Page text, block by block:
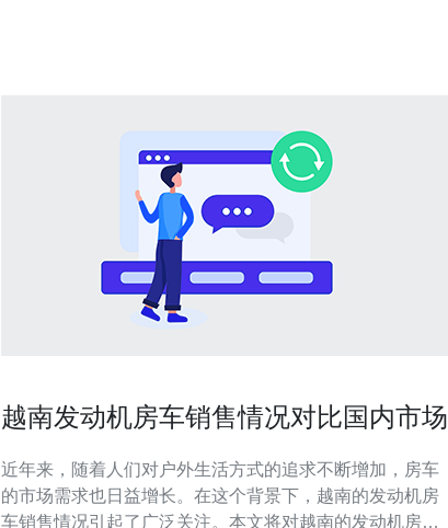
越南发动机房车销售情况对比国内市场
近年来，随着人们对户外生活方式的追求不断增加，房车
的市场需求也日益增长。在这个背景下，越南的发动机房
车销售情况引起了广泛关注。本文将对越南的发动机房车